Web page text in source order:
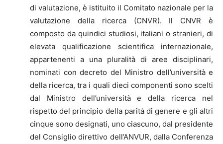
di valutazione, è istituito il Comitato nazionale per la
valutazione della ricerca (CNVR). Il CNVR è
composto da quindici studiosi, italiani o stranieri, di
elevata qualificazione scientifica internazionale,
appartenenti a una pluralità di aree disciplinari,
nominati con decreto del Ministro dell’università e
della ricerca, tra i quali dieci componenti sono scelti
dal Ministro dell’università e della ricerca nel
rispetto del principio della parità di genere e gli altri
cinque sono designati, uno ciascuno, dal presidente
del Consiglio direttivo dell’ANVUR, dalla Conferenza